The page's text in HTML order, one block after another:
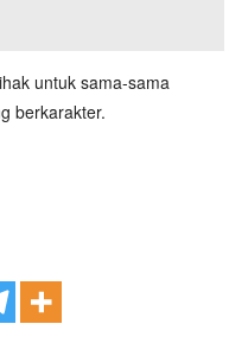
untuk sama-sama
berkarakter.